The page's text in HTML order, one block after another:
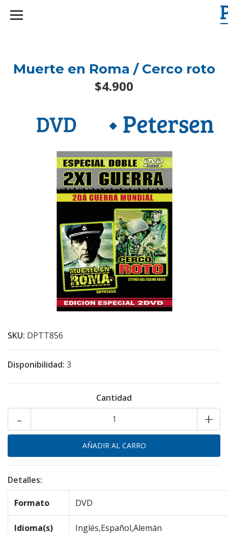
Muerte en Roma / Cerco roto
$4.900
SKU: DPTT856
Disponibilidad: 3
Cantidad
+
-
Detalles:
Formato DVD
Idioma(s) Inglés,Español,Alemán